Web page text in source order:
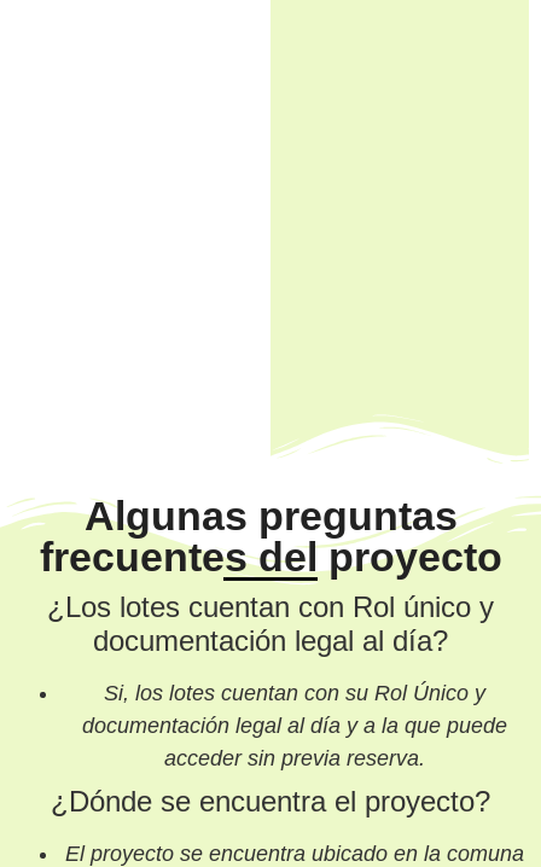
Algunas preguntas
frecuentes del proyecto
¿Los lotes cuentan con Rol único y
documentación legal al día?
Si, los lotes cuentan con su Rol Único y
documentación legal al día y a la que puede
acceder sin previa reserva.
¿Dónde se encuentra el proyecto?
El proyecto se encuentra ubicado en la comuna